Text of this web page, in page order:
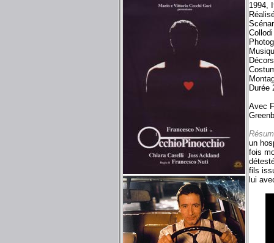
1994,
Collodi
Durée
Avec
un
fois
fils
lui